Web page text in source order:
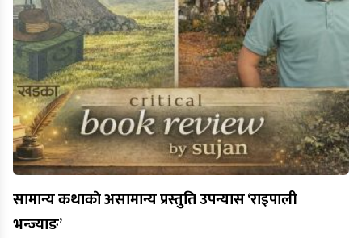
सामान्य कथाकाे असामान्य प्रस्तुति उपन्यास ‘राइपाली
भन्ज्याङ’